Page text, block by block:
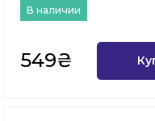
В наличии
549₴